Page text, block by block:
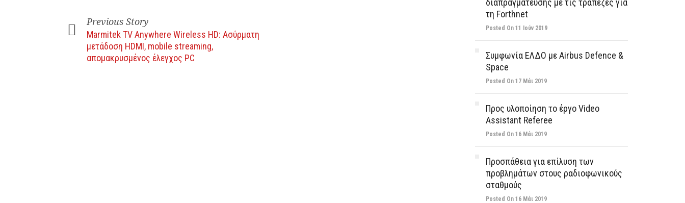
Previous Story
Marmitek TV Anywhere Wireless HD: Ασύρματη
μετάδοση HDMI, mobile streaming,
απομακρυσμένος έλεγχος PC
διαπραγμάτευσης με τις τράπεζες για
τη Forthnet
Posted On 11 Ιούν 2019
Συμφωνία ΕΛΔΟ με Airbus Defence &
Space
Posted On 17 Μάι 2019
Προς υλοποίηση το έργο Video
Assistant Referee
Posted On 16 Μάι 2019
Προσπάθεια για επίλυση των
προβλημάτων στους ραδιοφωνικούς
σταθμούς
Posted On 16 Μάι 2019